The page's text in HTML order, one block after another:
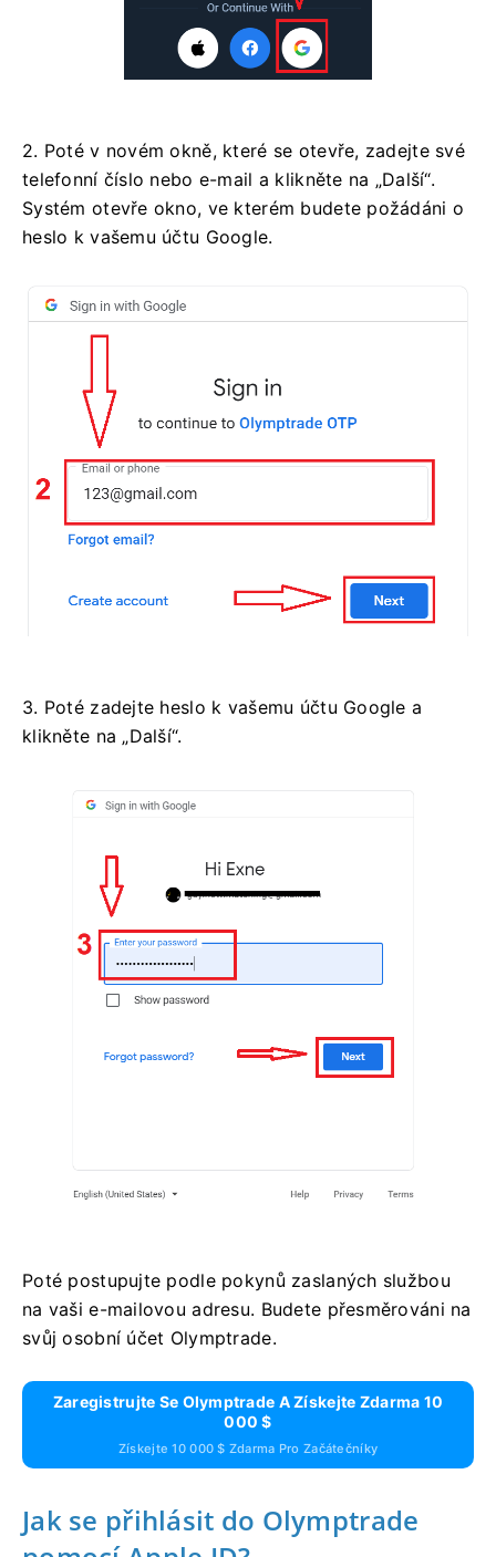
2. Poté v novém okně, které se otevře, zadejte své
telefonní číslo nebo e-mail a klikněte na „Další“.
Systém otevře okno, ve kterém budete požádáni o
heslo k vašemu účtu Google.
3. Poté zadejte heslo k vašemu účtu Google a
klikněte na „Další“.
Poté postupujte podle pokynů zaslaných službou
na vaši e-mailovou adresu. Budete přesměrováni na
svůj osobní účet Olymptrade.
Zaregistrujte Se Olymptrade A Získejte Zdarma 10
000 $
Získejte 10 000 $ Zdarma Pro Začátečníky
Jak se přihlásit do Olymptrade